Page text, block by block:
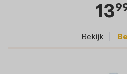
13
Bekijk